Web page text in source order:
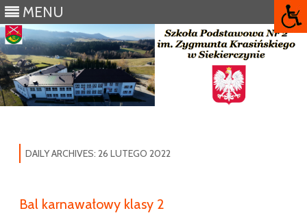
MENU
DAILY ARCHIVES: 26 LUTEGO 2022
Bal karnawałowy klasy 2